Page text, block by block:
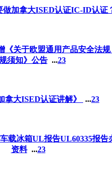
做加拿大ISED认证IC-ID认证
《关于欧盟通用产品安全法规
须知》公告 ...23
拿大ISED认证讲解》 ...23
载冰箱UL报告UL60335报告
资料 ...23